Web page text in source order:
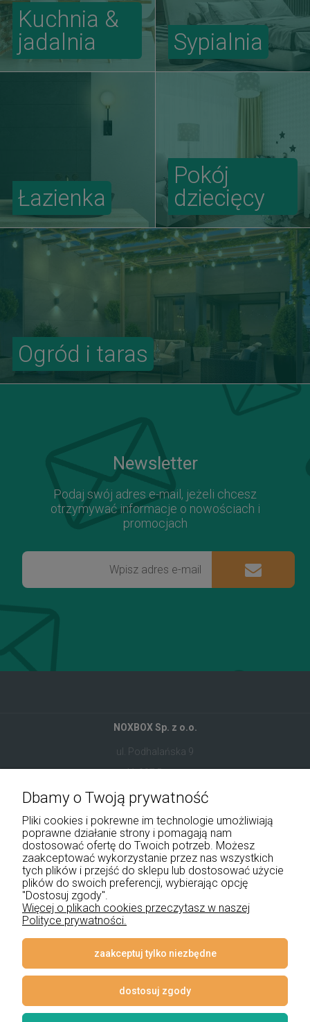
Kuchnia &
jadalnia
Sypialnia
Ogród i taras
Łazienka
Pokój
dziecięcy
Newsletter
Podaj swój adres e-mail, jeżeli chcesz
otrzymywać informacje o nowościach i
promocjach
NOXBOX Sp. z o.o.
ul. Podhalańska 9
41-907 Bytom
+48 534 555 344
sklep@noxbox.pl
Pomoc
Płatności i dostawa
Informacje
Dbamy o Twoją prywatność
Pliki cookies i pokrewne im technologie umożliwiają
poprawne działanie strony i pomagają nam
dostosować ofertę do Twoich potrzeb. Możesz
zaakceptować wykorzystanie przez nas wszystkich
tych plików i przejść do sklepu lub dostosować użycie
plików do swoich preferencji, wybierając opcję
"Dostosuj zgody".
Więcej o plikach cookies przeczytasz w naszej
Polityce prywatności.
zaakceptuj tylko niezbędne
dostosuj zgody